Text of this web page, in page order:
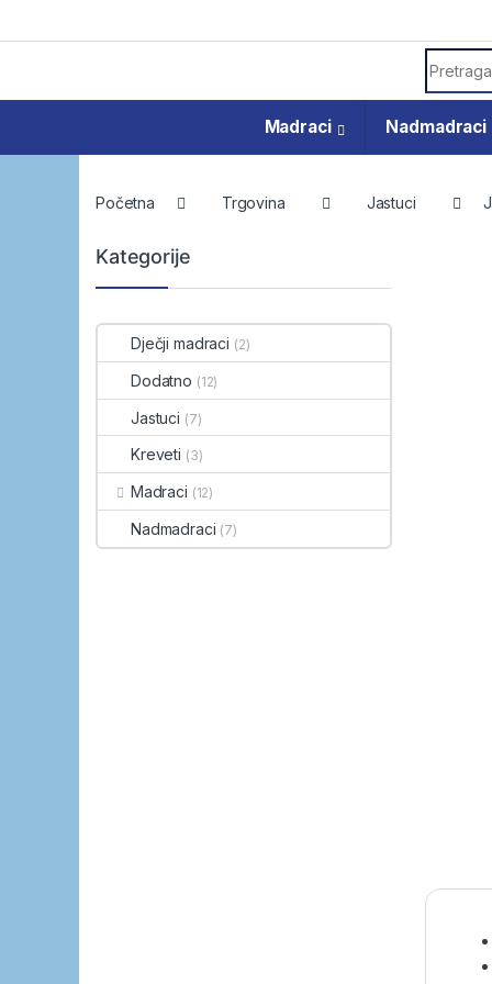
Search
Madraci Nadmadraci
Početna Trgovina Jastuci
Kategorije
Dječji madraci (2)
Dodatno (12)
Jastuci (7)
Kreveti (3)
Madraci (12)
Nadmadraci (7)